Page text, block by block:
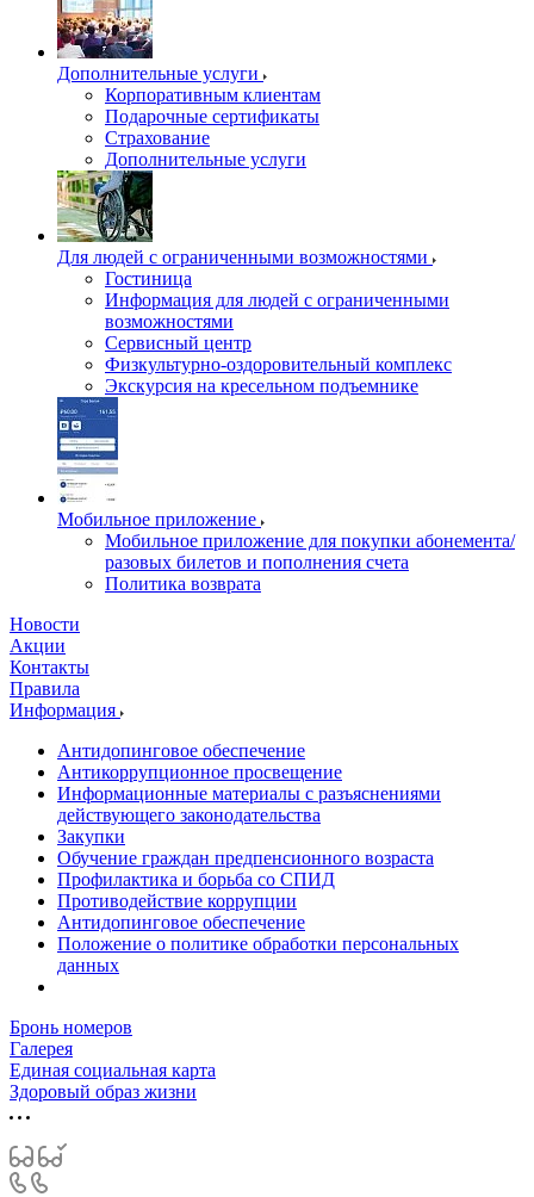
Дополнительные услуги
Корпоративным клиентам
Подарочные сертификаты
Страхование
Дополнительные услуги
Для людей с ограниченными возможностями
Гостиница
Информация для людей с ограниченными
возможностями
Сервисный центр
Физкультурно-оздоровительный комплекс
Экскурсия на кресельном подъемнике
Мобильное приложение
Мобильное приложение для покупки абонемента/
разовых билетов и пополнения счета
Политика возврата
Новости
Акции
Контакты
Правила
Информация
Антидопинговое обеспечение
Антикоррупционное просвещение
Информационные материалы с разъяснениями
действующего законодательства
Закупки
Обучение граждан предпенсионного возраста
Профилактика и борьба со СПИД
Противодействие коррупции
Антидопинговое обеспечение
Положение о политике обработки персональных
данных
Бронь номеров
Галерея
Единая социальная карта
Здоровый образ жизни